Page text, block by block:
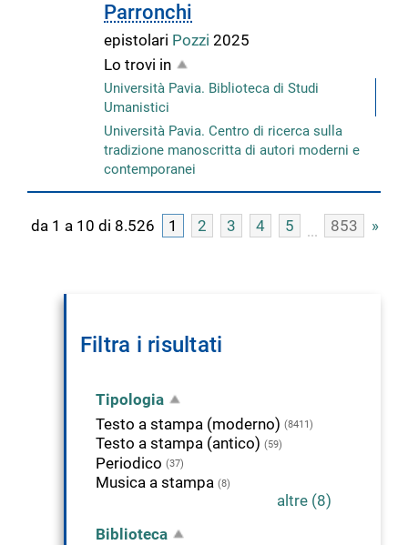
Parronchi
epistolari Pozzi2025
Lo trovi in
Università Pavia. Biblioteca di Studi
Umanistici
Università Pavia. Centro di ricerca sulla
tradizione manoscritta di autori moderni e
contemporanei
da 1 a 10 di 8.526 1 2 3 4 5 853 »
Filtra i risultati
Tipologia
Testo a stampa (moderno) (8411)
Testo a stampa (antico) (59)
Periodico (37)
Musica a stampa (8)
altre (8)
Biblioteca